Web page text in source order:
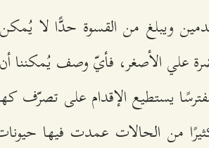
ويبلغ من القسوة حدًّا لا
علي الأصغر، فأيّ وصف يُمكننا
يستطيع الإقدام على تصرّف
من الحالات عمدت فيها